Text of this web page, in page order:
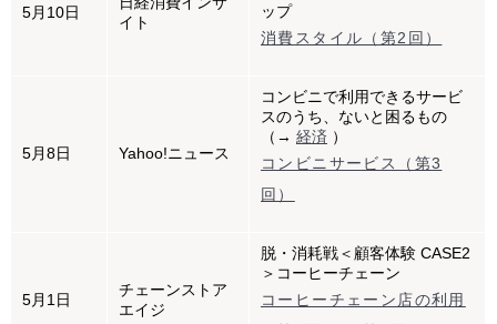
5月10日
イト
ップ
消費スタイル（第2回）
5月8日 Yahoo!ニュース
コンビニで利用できるサービ
スのうち、ないと困るもの
（→ 経済 ）
コンビニサービス（第3
回）
5月1日
チェーンストア
エイジ
脱・消耗戦＜顧客体験 CASE2
＞コーヒーチェーン
コーヒーチェーン店の利用